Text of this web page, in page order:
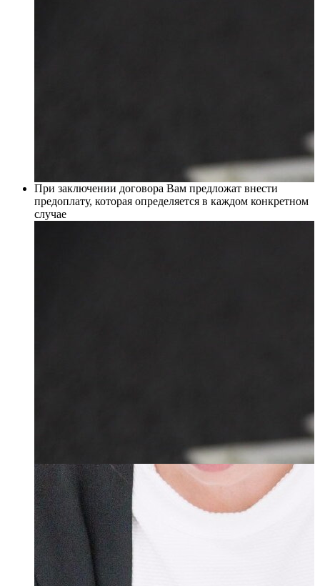
При заключении договора Вам предложат внести
предоплату, которая определяется в каждом конкретном
случае